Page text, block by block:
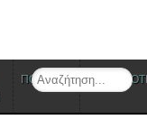
Search
ΠΟΛΙΤΙΣΜΟΣ